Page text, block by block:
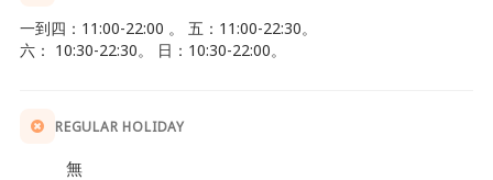
一到四：11:00-22:00 。 五：11:00-22:30。
六： 10:30-22:30。 日：10:30-22:00。
REGULAR HOLIDAY
無